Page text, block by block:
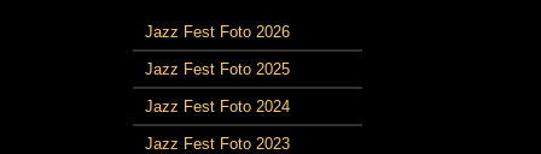
Jazz Fest Foto 2026
Jazz Fest Foto 2025
Jazz Fest Foto 2024
Jazz Fest Foto 2023